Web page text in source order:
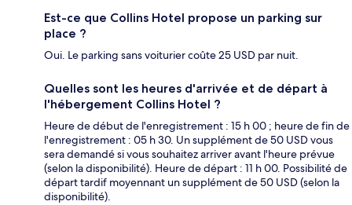
Est-ce que Collins Hotel propose un parking sur
place ?
Oui. Le parking sans voiturier coûte 25 USD par nuit.
Quelles sont les heures d'arrivée et de départ à
l'hébergement Collins Hotel ?
Heure de début de l'enregistrement : 15 h 00 ; heure de fin de
l'enregistrement : 05 h 30. Un supplément de 50 USD vous
sera demandé si vous souhaitez arriver avant l'heure prévue
(selon la disponibilité). Heure de départ : 11 h 00. Possibilité de
départ tardif moyennant un supplément de 50 USD (selon la
disponibilité).